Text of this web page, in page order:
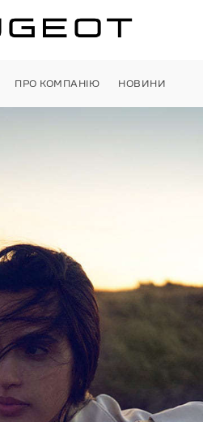
ПРО КОМПАНІЮ НОВИНИ